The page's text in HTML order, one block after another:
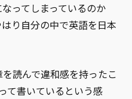
ってしまっているのか
り自分の中で英語を日本
読んで違和感を持ったこ
て書いているという感